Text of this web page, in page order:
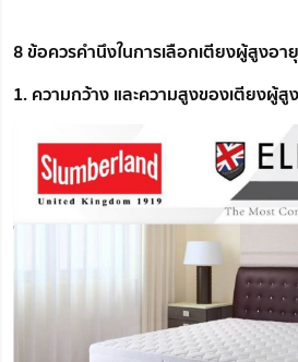
8 ข้อควรคำนึงในการเลือกเตียงผู้สูงอา
1. ความกว้าง และความสูงของเตียงผู้สู